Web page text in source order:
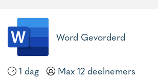
Word Gevorderd
1 dag
Max 12 deelnemers